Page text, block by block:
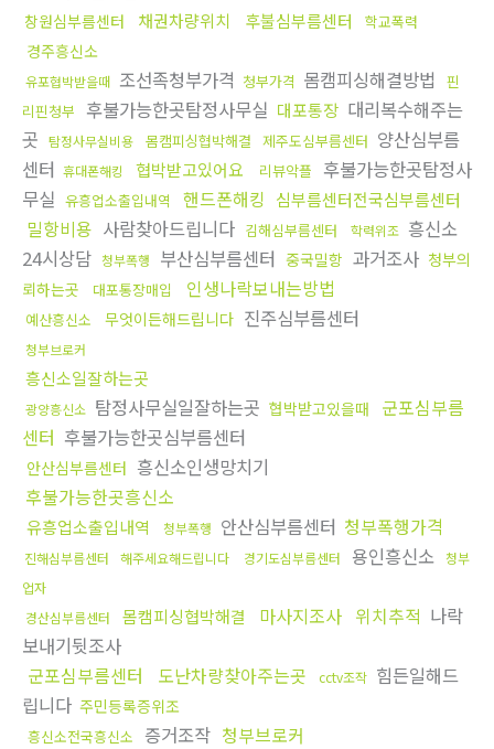
창원심부름센터 채권차량위치 후불심부름센터 학교폭력
경주흥신소
유포협박받을때 조선족청부가격 청부가격 몸캠피싱해결방법
핀
리핀청부
후불가능한곳탐정사무실 대포통장 대리복수해주는
곳 탐정사무실비용 몸캠피싱협박해결 제주도심부름센터 양산심부름
센터 휴대폰해킹 협박받고있어요 리뷰악플
후불가능한곳탐정사
무실 유흥업소출입내역 핸드폰해킹 심부름센터전국심부름센터
밀항비용 사람찾아드립니다 김해심부름센터 학력위조 흥신소
24시상담 청부폭행 부산심부름센터 중국밀항 과거조사 청부의
뢰하는곳
대포통장매입 인생나락보내는방법
예산흥신소 무엇이든해드립니다 진주심부름센터
청부브로커
흥신소일잘하는곳
광양흥신소 탐정사무실일잘하는곳 협박받고있을때
군포심부름
센터 후불가능한곳심부름센터
안산심부름센터 흥신소인생망치기
후불가능한곳흥신소
유흥업소출입내역 청부폭행 안산심부름센터 청부폭행가격
진해심부름센터 해주세요해드립니다 경기도심부름센터 용인흥신소 청부
업자
경산심부름센터
몸캠피싱협박해결 마사지조사 위치추적 나락
보내기뒷조사
군포심부름센터
도난차량찾아주는곳 cctv조작 힘든일해드
립니다 주민등록증위조
흥신소전국흥신소 증거조작 청부브로커